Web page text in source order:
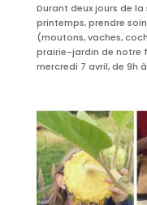
Durant deux jours de
printemps, prendre
(moutons, vaches,
prairie-jardin de notre
mercredi 7 avril, de 9h à